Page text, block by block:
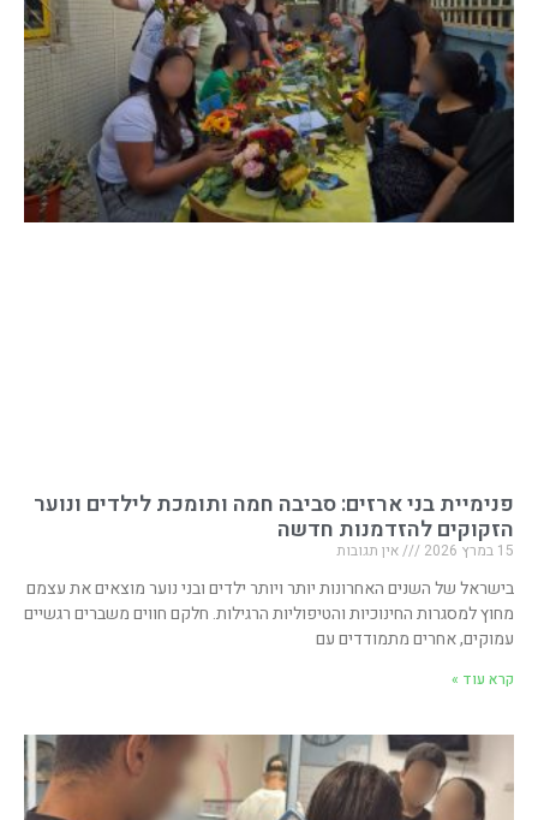
פנימיית בני ארזים: סביבה חמה ותומכת לילדים ונוער
הזקוקים להזדמנות חדשה
15 במרץ 2026 אין תגובות
בישראל של השנים האחרונות יותר ויותר ילדים ובני נוער מוצאים את עצמם
מחוץ למסגרות החינוכיות והטיפוליות הרגילות. חלקם חווים משברים רגשיים
עמוקים, אחרים מתמודדים עם
קרא עוד »